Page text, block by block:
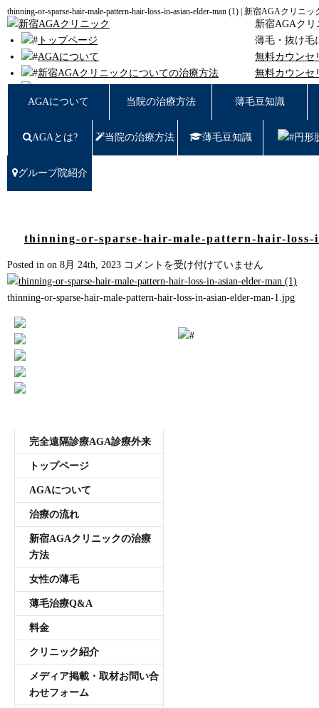
thinning-or-sparse-hair-male-pattern-hair-loss-in-asian-elder-man (1) | 新宿AGAクリニッ
トップページ
AGAについて
新宿AGAクリニックについての治療方法
円形脱毛
症例写真
治療の流れ
無料カウンセリング WEB予約はこちら／お問
プライバシーポリシー
無料相談窓口
ご予約はこちら 0120-721-969
東京都新宿区西新宿7-20-2 愛美堂ビル7階
受付時間11:00~20:00 年中無休
新宿AGAクリ
薄毛・抜け毛
無料カウンセ
無料カウンセ
AGAについて
当院の治療方法 薄毛豆知識
AGAとは? 当院の治療方法 薄毛豆知識 円形
グループ院紹介
thinning-or-sparse-hair-male-pattern-hair-loss-
Posted in on 8月 24th, 2023 thinning-
or-
sparse-
man
は
コメントを受け付けていません
thinning-or-sparse-hair-male-pattern-hair-loss-in-asian-elder-man-1.jpg
完全遠隔診療AGA診療外来
トップページ
AGAについて
治療の流れ
新宿AGAクリニックの治療
方法
女性の薄毛
薄毛治療Q&A
料金
クリニック紹介
メディア掲載・取材お問い合
わせフォーム